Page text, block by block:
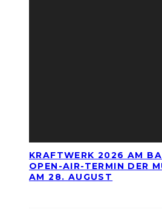
KRAFTWERK 2026 AM
OPEN-AIR-TERMIN DER
AM 28. AUGUST